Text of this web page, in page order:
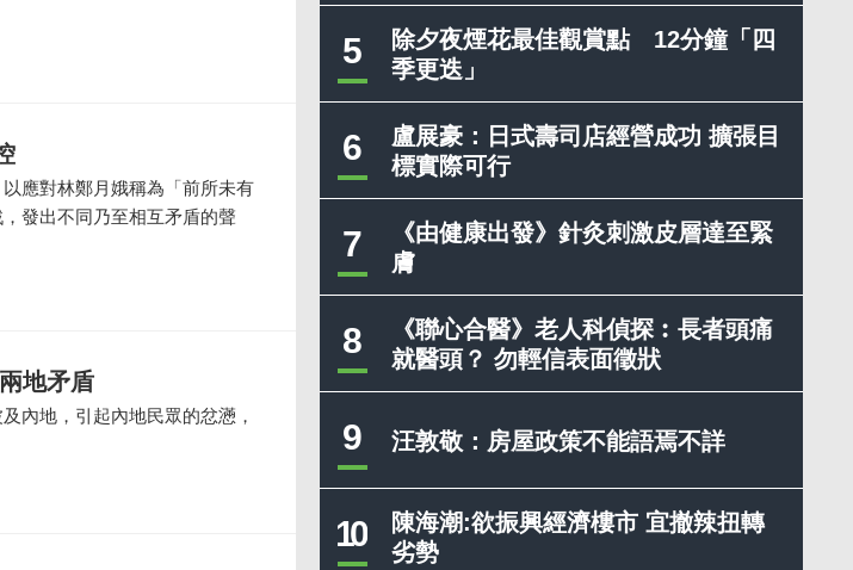
5
除夕夜煙花最佳觀賞點 12分鐘「四
季更迭」
6
盧展豪：日式壽司店經營成功 擴張目
標實際可行
7
《由健康出發》針灸刺激皮層達至緊
膚
8
《聯心合醫》老人科偵探︰長者頭痛
就醫頭？ 勿輕信表面徵狀
9 汪敦敬：房屋政策不能語焉不詳
10
陳海潮:欲振興經濟樓市 宜撤辣扭轉
劣勢
應對林鄭月娥稱為「前所未有
發出不同乃至相互矛盾的聲
地矛盾
內地，引起內地民眾的忿懣，